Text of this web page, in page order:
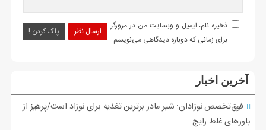
ارسال نظر پاک کردن !
ذخیره نام، ایمیل و وبسایت من در مرورگر
برای زمانی که دوباره دیدگاهی می‌نویسم.
آخرین اخبار
فوق‌تخصص نوزادان: شیر مادر برترین تغذیه برای نوزاد است/پرهیز از
باورهای غلط رایج